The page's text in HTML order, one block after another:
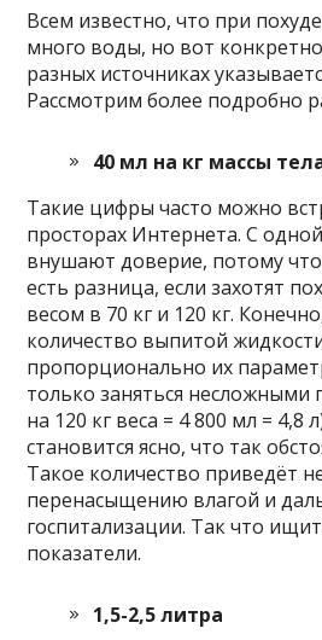
Всем известно, что при
много воды, но вот
разных источниках
Рассмотрим более подробно
40 мл на кг массы
Такие цифры часто можно
просторах Интернета. С
внушают доверие, потому
есть разница, если захотят
весом в 70 кг и 120 кг.
количество выпитой
пропорционально их
только заняться несложными
на 120 кг веса = 4 800 мл = 4,8
становится ясно, что так
Такое количество приведёт
перенасыщению влагой и
госпитализации. Так что
показатели.
1,5-2,5 литра